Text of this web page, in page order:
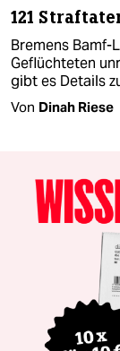
121
Bremens Bamf-
Geflüchteten
gibt es Details
Von Dinah Riese